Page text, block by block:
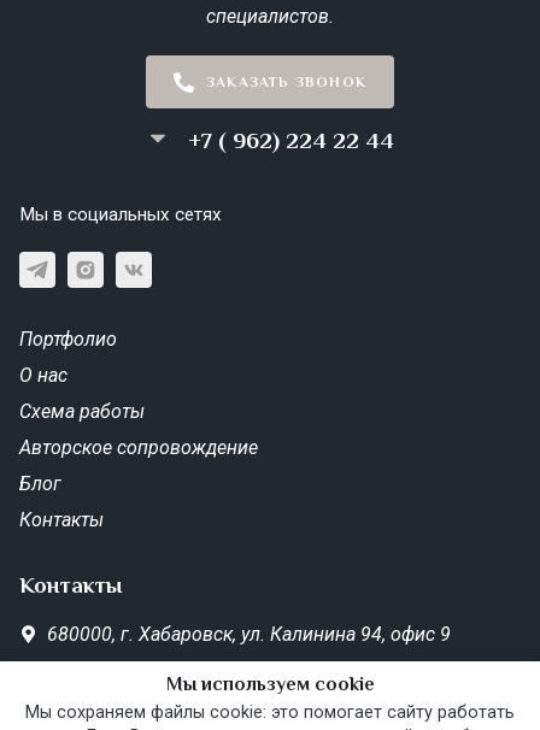
специалистов.
ЗАКАЗАТЬ ЗВОНОК
+7 ( 962) 224 22 44
Мы в социальных сетях
Портфолио
О нас
Схема работы
Авторское сопровождение
Блог
Контакты
Контакты
680000, г. Хабаровск, ул. Калинина 94, офис 9
Пн—Пт 10:00–19:00
Мы используем cookie
Мы сохраняем файлы cookie: это помогает сайту работать